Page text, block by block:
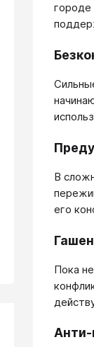
городе
В
его
Пока
Анти-